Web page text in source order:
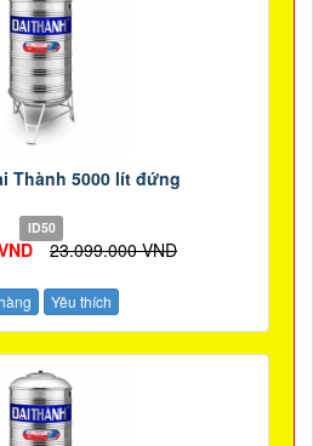
Thành 5000 lít đứng
ID50
23.099.000 VND
Yêu thích